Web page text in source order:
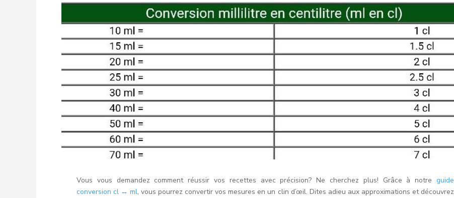
Vous vous demandez comment réussir vos recettes avec précision? Ne cherchez plus! Grâce à notre guide
conversion cl ↔ ml, vous pourrez convertir vos mesures en un clin d’œil. Dites adieu aux approximations et découvrez